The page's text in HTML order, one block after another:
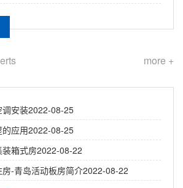
more +
调安装2022-08-25
应用2022-08-25
箱式房2022-08-22
-青岛活动板房简介2022-08-22
优势